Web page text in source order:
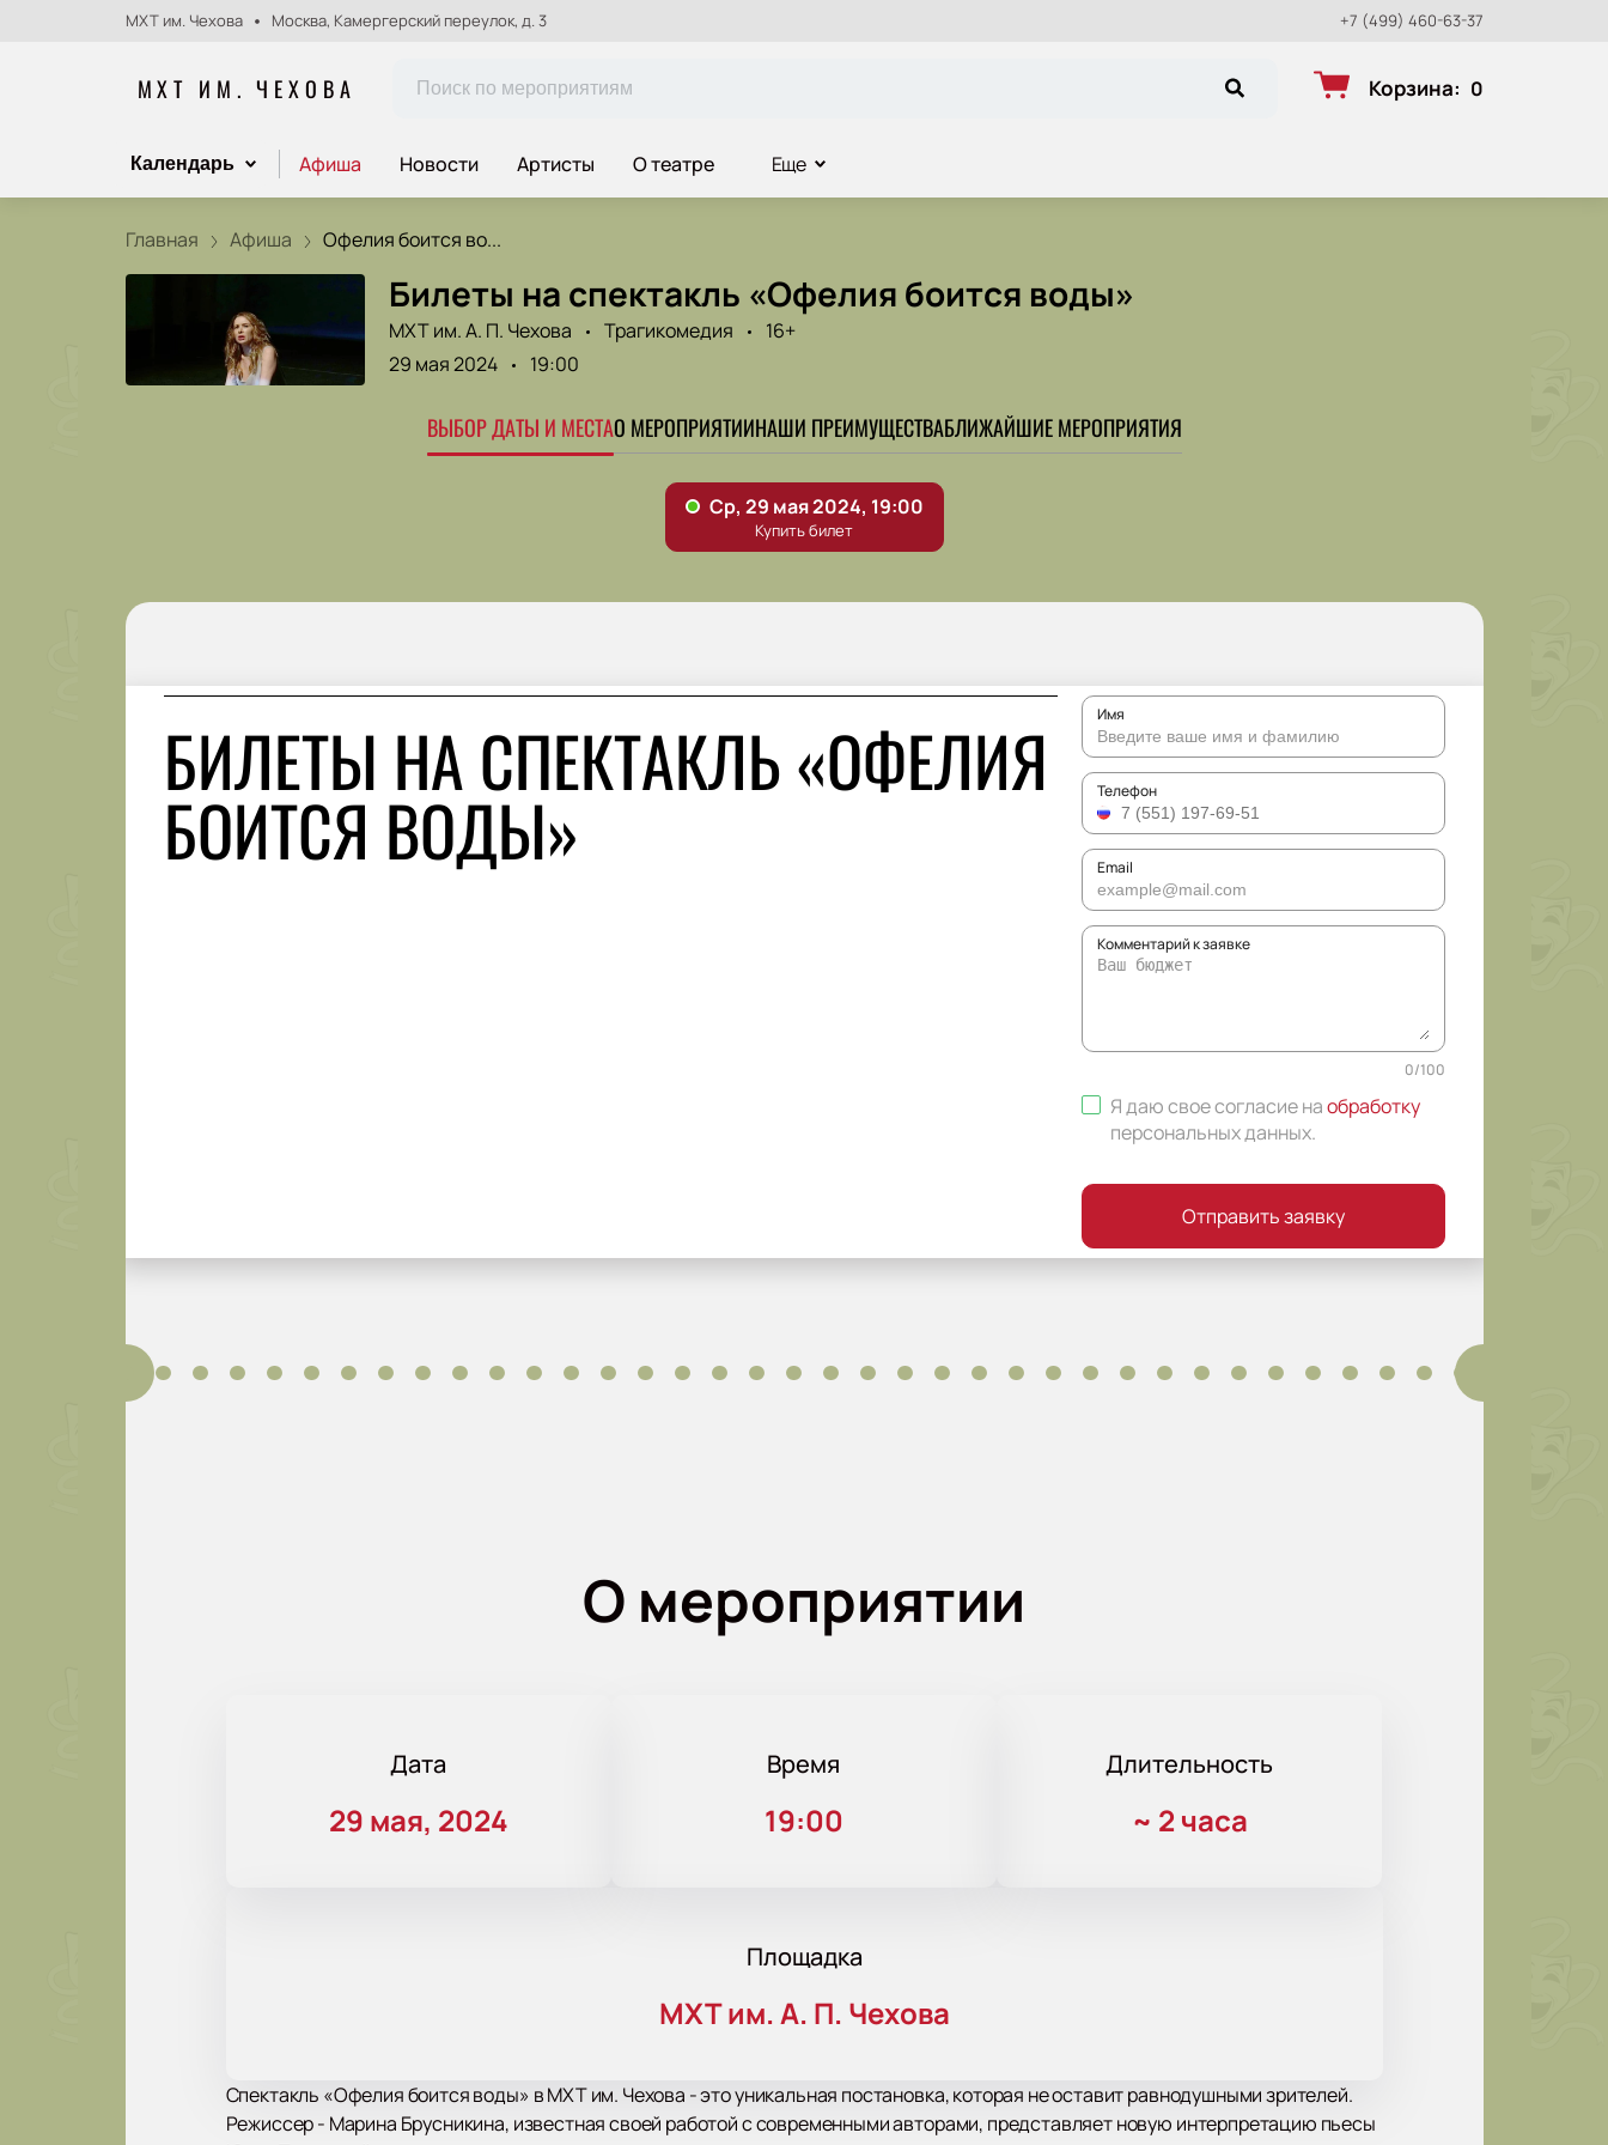
МХТ им. Чехова Москва, Камергерский переулок, д. 3 +7 (499) 460-63-37
МХТ ИМ. ЧЕХОВА Корзина: 0
Календарь Афиша Новости Артисты О театре Еще
Главная Афиша Офелия боится во...
Билеты на спектакль «Офелия боится воды»
МХТ им. А. П. Чехова Трагикомедия
16+
29 мая 2024
19:00
ВЫБОР ДАТЫ И МЕСТАО МЕРОПРИЯТИИНАШИ ПРЕИМУЩЕСТВАБЛИЖАЙШИЕ МЕРОПРИЯТИЯ
БИЛЕТЫ НА СПЕКТАКЛЬ «ОФЕЛИЯ
БОИТСЯ ВОДЫ»
Имя
Телефон
Email
Комментарий к заявке
0/100
Я даю свое согласие наобработку
персональных данных.
Отправить заявку
О мероприятии
Дата
29 мая, 2024
Время
19:00
Длительность
~ 2 часа
Площадка
МХТ им. А. П. Чехова
Спектакль «Офелия боится воды» в МХТ им. Чехова - это уникальная постановка, которая не оставит равнодушными зрителей.
Режиссер - Марина Брусникина, известная своей работой с современными авторами, представляет новую интерпретацию пьесы